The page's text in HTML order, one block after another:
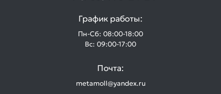
График работы:
Пн-Сб: 08:00-18:00
Вс: 09:00-17:00
Почта:
metamoll@yandex.ru